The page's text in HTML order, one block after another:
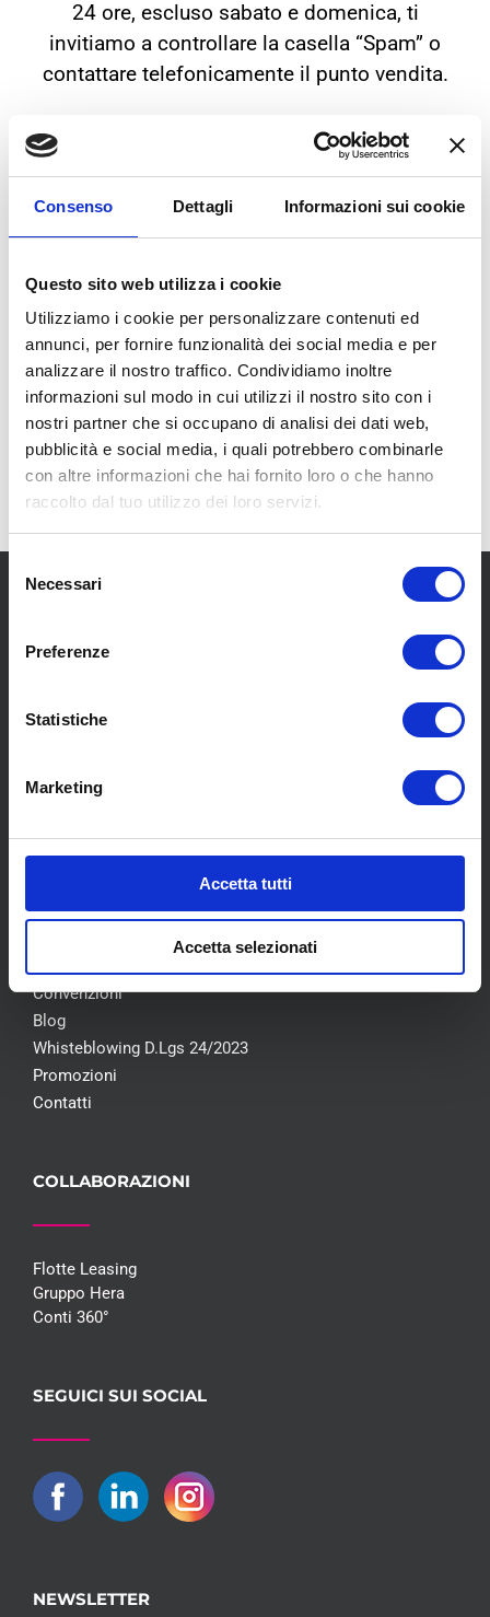
Consenso Dettagli Informazioni sui cookie
Questo sito web utilizza i cookie
Utilizziamo i cookie per personalizzare contenuti ed
annunci, per fornire funzionalità dei social media e per
analizzare il nostro traffico. Condividiamo inoltre
informazioni sul modo in cui utilizzi il nostro sito con i
nostri partner che si occupano di analisi dei dati web,
pubblicità e social media, i quali potrebbero combinarle
con altre informazioni che hai fornito loro o che hanno
raccolto dal tuo utilizzo dei loro servizi.
delNecessari
Preferenze
Statistiche
Marketing
Accetta tutti
Accetta selezionati
24 ore, escluso sabato e domenica, ti
invitiamo a controllare la casella “Spam” o
contattare telefonicamente il punto vendita.
Nel frattempo il Team di Bologna
Gomme ti da un caloroso
benvenuto!
SCOPRI I NOSTRI CENTRI
MENU
Pneumatici
Convenzioni
Blog
Whisteblowing D.Lgs 24/2023
Promozioni
Contatti
COLLABORAZIONI
Flotte Leasing
Gruppo Hera
Conti 360°
SEGUICI SUI SOCIAL
NEWSLETTER